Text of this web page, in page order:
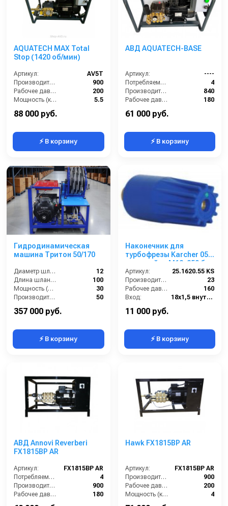
AQUATECH MAX Total
Stop (1420 об/мин)
Артикул:
AV5T
Производительность (л/ч):
900
Рабочее давление (бар):
200
Мощность (кВт):
5.5
88 000 руб.
⚡ В корзину
АВД AQUATECH-BASE
Артикул:
----
Потребляемая мощность (кВт):
4
Производительность (л/ч):
840
Рабочее давление (бар):
180
61 000 руб.
⚡ В корзину
Гидродинамическая
машина Тритон 50/170
Диаметр шланга (⌀) мм::
12
Длина шланга (м):
100
Мощность (л/с):
30
Производительность (л/мин):
50
357 000 руб.
⚡ В корзину
Наконечник для
турбофрезы Karcher 055
вход: гайка М18; 250 бар
Артикул:
25.1620.55 KS
Производительность (л/мин):
23
Рабочее давление (бар):
160
Вход:
18х1,5 внутренняя резьба
11 000 руб.
⚡ В корзину
АВД Annovi Reverberi
FX1815BP AR
Артикул:
FX1815BP AR
Потребляемая мощность (кВт):
4
Производительность (л/ч):
900
Рабочее давление (бар):
180
Мощность (кВт):
Hawk FX1815BP AR
Артикул:
FX1815BP AR
Производительность (л/ч):
900
Рабочее давление (бар):
200
Мощность (кВт):
4
Электропитание (В):